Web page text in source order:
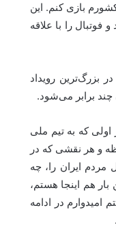
بازی کنم. این
را با علاقه
بزرگ‌ترین رویداد
چند برابر می‌شود.
که به تیم ملی
و هر نقشی که در
مردم ایران را، چه
هم اینجا هستم،
امیدوارم در ادامه